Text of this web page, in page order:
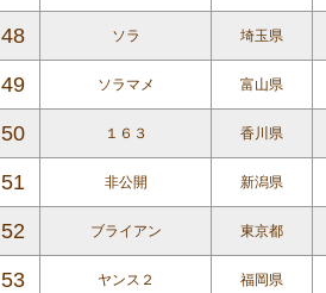
48 ソラ 埼玉県
49 ソラマメ 富山県
50 １６３ 香川県
51 非公開 新潟県
52 ブライアン 東京都
53 ヤンス２ 福岡県